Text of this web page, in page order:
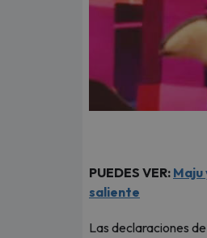
PUEDES VER: Maju
saliente
Las declaraciones de